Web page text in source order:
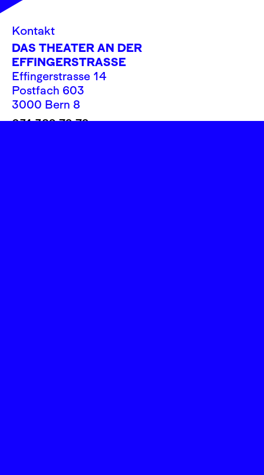
Kontakt
DAS THEATER AN DER
EFFINGERSTRASSE
Effingerstrasse 14
Postfach 603
3000 Bern 8
031 382 72 72